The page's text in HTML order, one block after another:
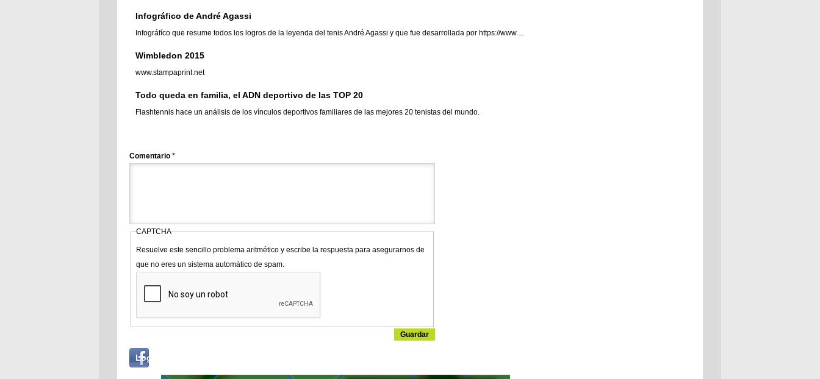
Infográfico de André Agassi
Infográfíco que resume todos los logros de la leyenda del tenis André Agassi y que fue desarrollada por https://www....
Wimbledon 2015
www.stampaprint.net
Todo queda en familia, el ADN deportivo de las TOP 20
Flashtennis hace un análisis de los vínculos deportivos familiares de las mejores 20 tenistas del mundo.
Comentario *
CAPTCHA
Resuelve este sencillo problema aritmético y escribe la respuesta para asegurarnos de
que no eres un sistema automático de spam.
Log in with...